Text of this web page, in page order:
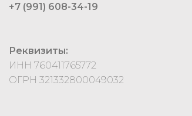
+7 (991) 608-34-19
Реквизиты:
ИНН 760411765772
ОГРН 321332800049032